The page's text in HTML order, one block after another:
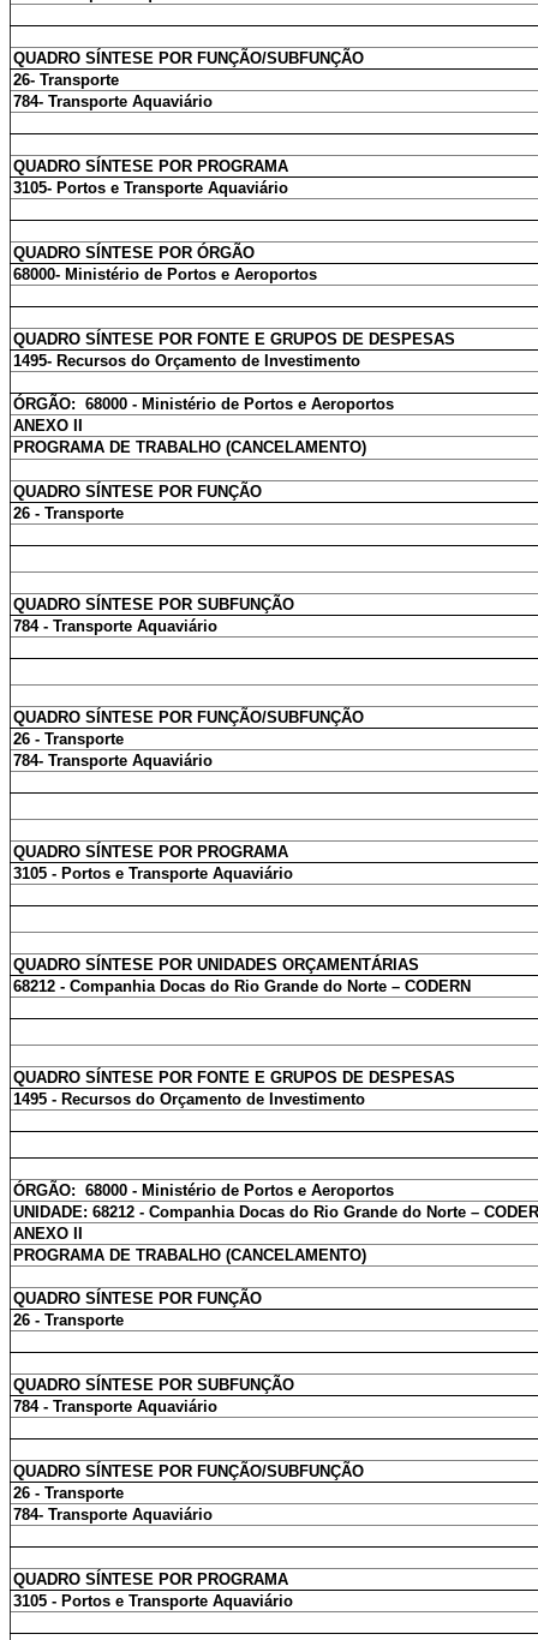
QUADRO SÍNTESE POR FUNÇÃO/SUBFUNÇÃO
26- Transporte
784- Transporte Aquaviário
QUADRO SÍNTESE POR PROGRAMA
3105- Portos e Transporte Aquaviário
QUADRO SÍNTESE POR ÓRGÃO
68000- Ministério de Portos e Aeroportos
QUADRO SÍNTESE POR FONTE E GRUPOS DE DESPESAS
1495- Recursos do Orçamento de Investimento
ÓRGÃO: 68000 - Ministério de Portos e Aeroportos
ANEXO II
PROGRAMA DE TRABALHO (CANCELAMENTO)
QUADRO SÍNTESE POR FUNÇÃO
26 - Transporte
QUADRO SÍNTESE POR SUBFUNÇÃO
784 - Transporte Aquaviário
QUADRO SÍNTESE POR FUNÇÃO/SUBFUNÇÃO
26 - Transporte
784- Transporte Aquaviário
QUADRO SÍNTESE POR PROGRAMA
3105 - Portos e Transporte Aquaviário
QUADRO SÍNTESE POR UNIDADES ORÇAMENTÁRIAS
68212 - Companhia Docas do Rio Grande do Norte – CODERN
QUADRO SÍNTESE POR FONTE E GRUPOS DE DESPESAS
1495 - Recursos do Orçamento de Investimento
ÓRGÃO: 68000 - Ministério de Portos e Aeroportos
UNIDADE: 68212 - Companhia Docas do Rio Grande do Norte –
ANEXO II
PROGRAMA DE TRABALHO (CANCELAMENTO)
QUADRO SÍNTESE POR FUNÇÃO
26 - Transporte
QUADRO SÍNTESE POR SUBFUNÇÃO
784 - Transporte Aquaviário
QUADRO SÍNTESE POR FUNÇÃO/SUBFUNÇÃO
26 - Transporte
784- Transporte Aquaviário
QUADRO SÍNTESE POR PROGRAMA
3105 - Portos e Transporte Aquaviário